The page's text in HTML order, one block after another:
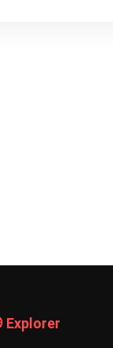
Explorer